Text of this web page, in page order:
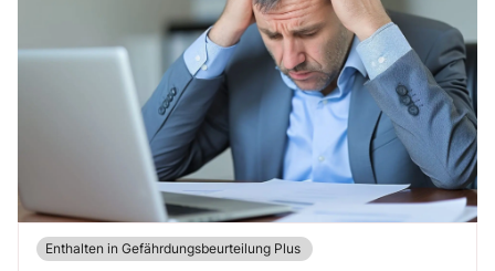
Enthalten in Gefährdungsbeurteilung Plus